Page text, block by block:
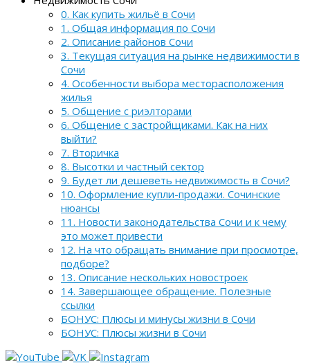
0. Как купить жильё в Сочи
1. Общая информация по Сочи
2. Описание районов Сочи
3. Текущая ситуация на рынке недвижимости в
Сочи
4. Особенности выбора месторасположения
жилья
5. Общение с риэлторами
6. Общение с застройщиками. Как на них
выйти?
7. Вторичка
8. Высотки и частный сектор
9. Будет ли дешеветь недвижимость в Сочи?
10. Оформление купли-продажи. Сочинские
нюансы
11. Новости законодательства Сочи и к чему
это может привести
12. На что обращать внимание при просмотре,
подборе?
13. Описание нескольких новостроек
14. Завершающее обращение. Полезные
ссылки
БОНУС: Плюсы и минусы жизни в Сочи
БОНУС: Плюсы жизни в Сочи